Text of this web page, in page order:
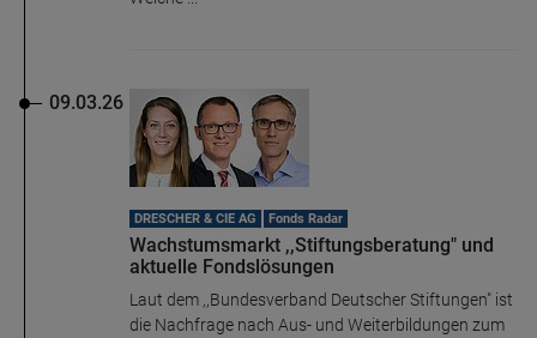
09.03.26
DRESCHER & CIE AG Fonds Radar
Wachstumsmarkt ,,Stiftungsberatung" und
aktuelle Fondslösungen
Laut dem ,,Bundesverband Deutscher Stiftungen" ist
die Nachfrage nach Aus- und Weiterbildungen zum